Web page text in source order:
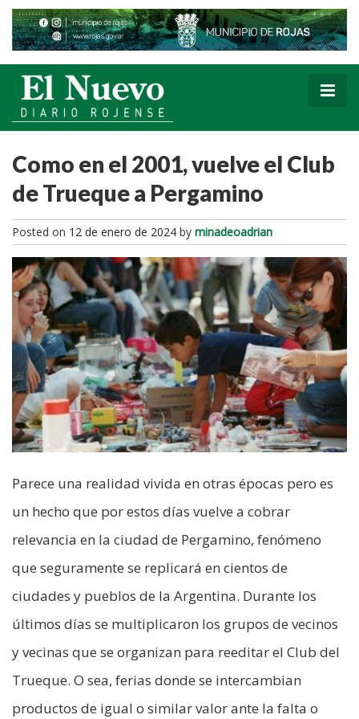
Como en el 2001, vuelve el Club
de Trueque a Pergamino
Posted on 12 de enero de 2024 by minadeoadrian
Parece una realidad vivida en otras épocas pero es
un hecho que por estos días vuelve a cobrar
relevancia en la ciudad de Pergamino, fenómeno
que seguramente se replicará en cientos de
ciudades y pueblos de la Argentina. Durante los
últimos días se multiplicaron los grupos de vecinos
y vecinas que se organizan para reeditar el Club del
Trueque. O sea, ferias donde se intercambian
productos de igual o similar valor ante la falta o